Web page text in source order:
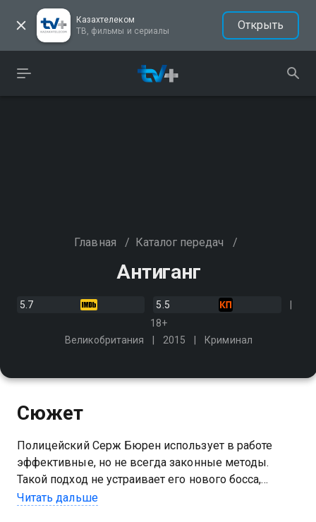
Казахтелеком
ТВ, фильмы и сериалы
Открыть
Главная / Каталог передач /
Антиганг
5.7
5.5
18+
Великобритания
2015 Криминал
Сюжет
Полицейский Серж Бюрен использует в работе
эффективные, но не всегда законные методы.
Такой подход не устраивает его нового босса,
поэтому Бюрен и его команда действуют
Читать дальше